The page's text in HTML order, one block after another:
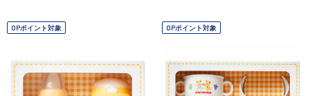
OPポイント対象 OPポイント対象